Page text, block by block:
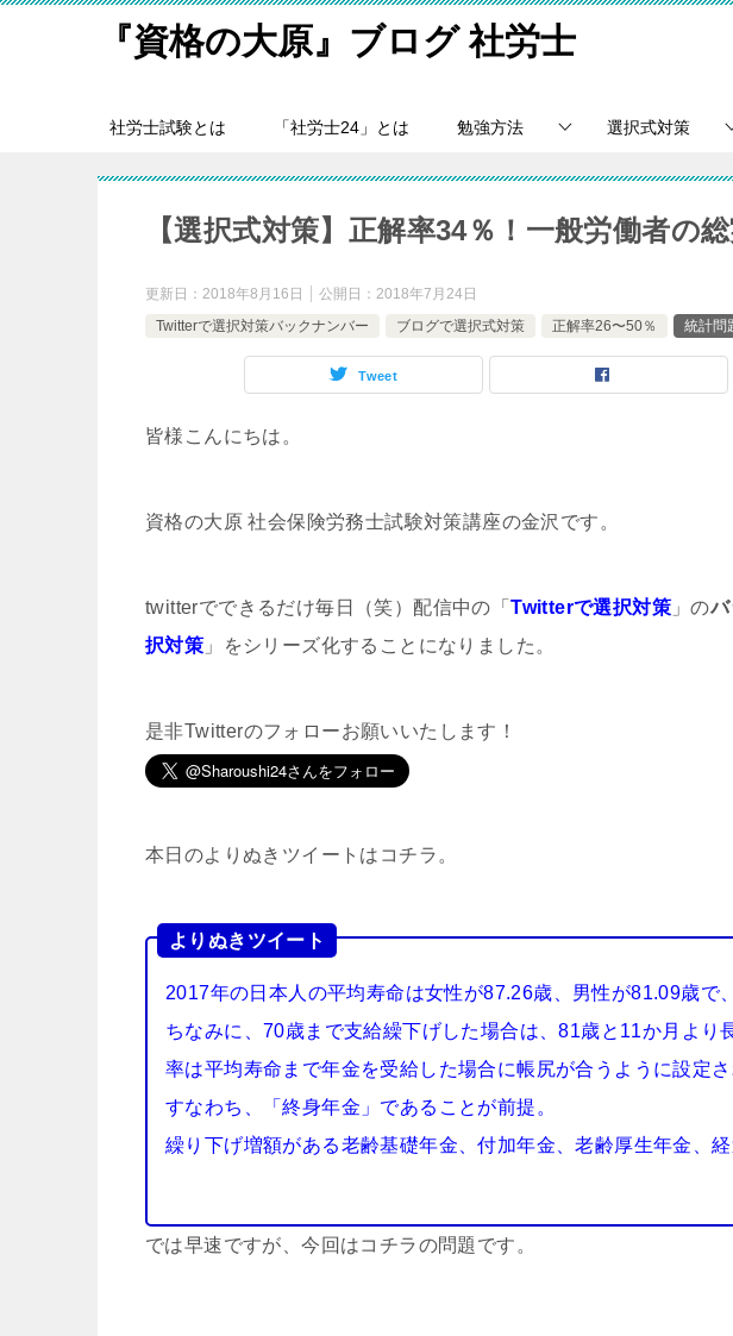
『資格の大原』ブログ 社労士
社労士試験とは 「社労士24」とは 勉強方法 選択式対策
【選択式対策】正解率34％！一般労働者の
更新日： 2018年8月16日 公開日： 2018年7月24日
Twitterで選択対策バックナンバー
ブログで選択式対策 正解率26〜50％ 統計問
Tweet
皆様こんにちは。
資格の大原 社会保険労務士試験対策講座の金沢です。
twitterでできるだけ毎日（笑）配信中の「Twitterで選択対策 」の
択対策 」をシリーズ化することになりました。
是非Twitterのフォローお願いいたします！
本日のよりぬきツイートはコチラ。
よりぬきツイート
2017年の日本人の平均寿命は女性が87.26歳、男性が81.09歳で
ちなみに、70歳まで支給繰下げした場合は、81歳と11か月より
率は平均寿命まで年金を受給した場合に帳尻が合うように設定さ
すなわち、「終身年金」であることが前提。
繰り下げ増額がある老齢基礎年金、付加年金、老齢厚生年金、
では早速ですが、今回はコチラの問題です。